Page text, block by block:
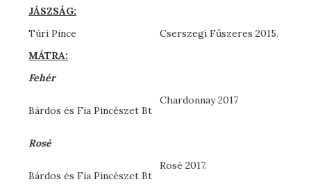
JÁSZSÁG:
Túri Pince
Cserszegi Fűszeres 2015.
MÁTRA:
Fehér
Bárdos és Fia Pincészet Bt
Chardonnay 2017
Rosé
Bárdos és Fia Pincészet Bt
Rosé 2017.